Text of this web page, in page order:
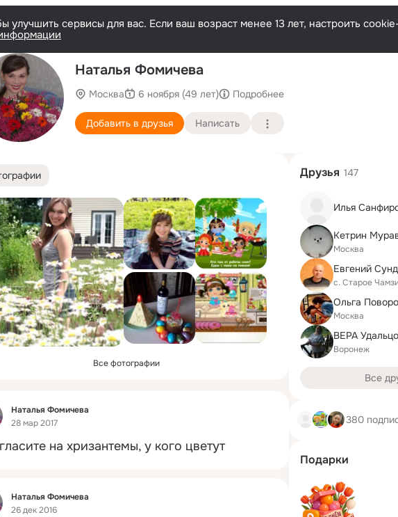
сервисы для вас. Если ваш возраст менее 13 лет, настроить
Наталья Фомичева
Москва 6 ноября (49 лет) Подробнее
Добавить в друзья Написать
Все фотографии
Наталья Фомичева
28 мар 2017
на хризантемы, у кого цветут
Наталья Фомичева
26 дек 2016
Друзья 147
Илья
Кетрин
Москва
Евгений
с. Старое
Ольга
Москва
Воронеж
Все
380
Подарки